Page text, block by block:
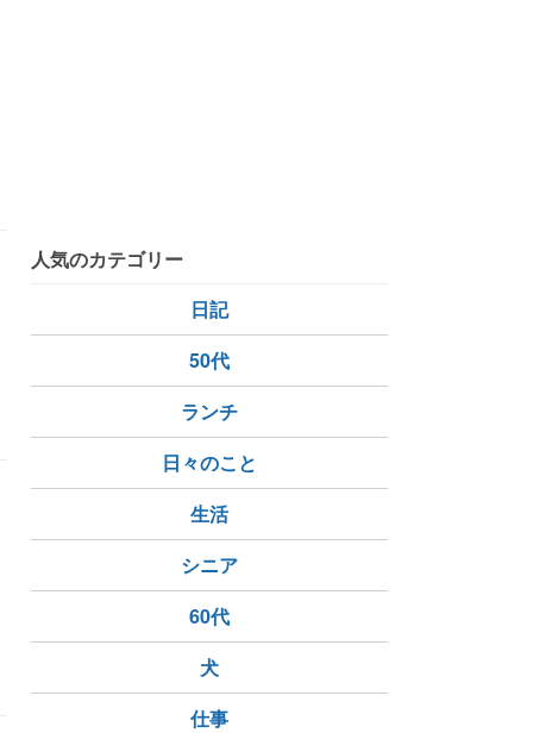
人気のカテゴリー
日記
50代
ランチ
日々のこと
生活
シニア
60代
犬
仕事